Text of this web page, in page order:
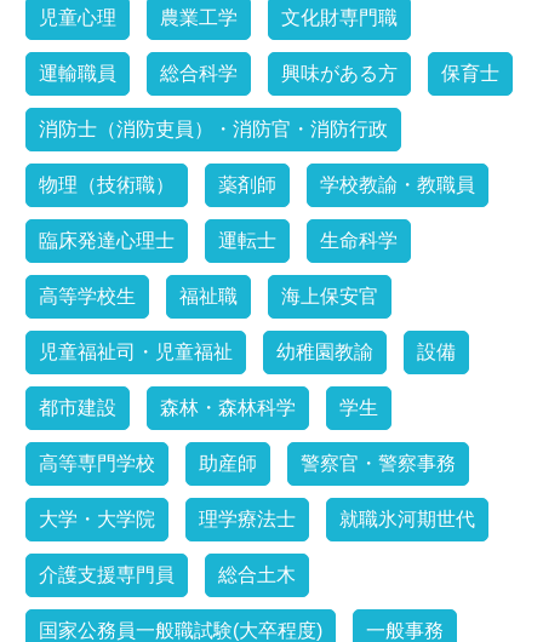
児童心理 農業工学 文化財専門職
運輸職員 総合科学 興味がある方 保育士
消防士（消防吏員）・消防官・消防行政
物理（技術職） 薬剤師 学校教諭・教職員
臨床発達心理士 運転士 生命科学
高等学校生 福祉職 海上保安官
児童福祉司・児童福祉 幼稚園教諭 設備
都市建設 森林・森林科学 学生
高等専門学校 助産師 警察官・警察事務
大学・大学院 理学療法士 就職氷河期世代
介護支援専門員 総合土木
国家公務員一般職試験(大卒程度) 一般事務